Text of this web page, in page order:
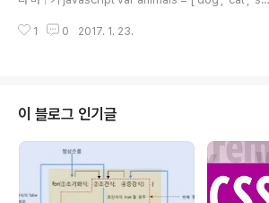
// 부분 문자열..
leteElement = animals.splice(animals.indexOf
하기 animals.splice(animals.lastIndexOf('cat'), 1,
'monkey','puma'); console.log(animals); var ani..
1 0 2017. 1. 23.
이 블로그 인기글